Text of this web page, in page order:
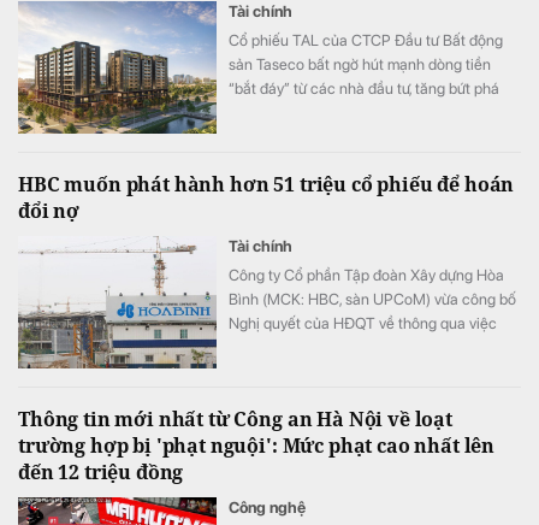
Tài chính
Cổ phiếu TAL của CTCP Đầu tư Bất động
sản Taseco bất ngờ hút mạnh dòng tiền
“bắt đáy” từ các nhà đầu tư, tăng bứt phá
HBC muốn phát hành hơn 51 triệu cổ phiếu để hoán
đổi nợ
Tài chính
Công ty Cổ phần Tập đoàn Xây dựng Hòa
Bình (MCK: HBC, sàn UPCoM) vừa công bố
Nghị quyết của HĐQT về thông qua việc
Thông tin mới nhất từ Công an Hà Nội về loạt
trường hợp bị 'phạt nguội': Mức phạt cao nhất lên
đến 12 triệu đồng
Công nghệ